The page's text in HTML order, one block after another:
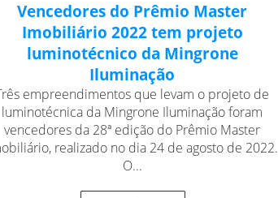
Vencedores do Prêmio Master
Imobiliário 2022 tem projeto
luminotécnico da Mingrone
Iluminação
empreendimentos que levam o projeto de
luminotécnica da Mingrone Iluminação foram
vencedores da 28ª edição do Prêmio Master
realizado no dia 24 de agosto de 2022.
O...